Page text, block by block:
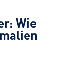
Wie